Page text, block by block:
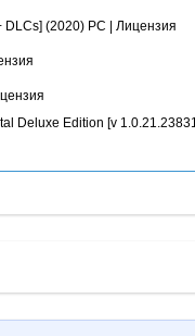
DLCs] (2020) PC | Лицензия
Deluxe Edition [v